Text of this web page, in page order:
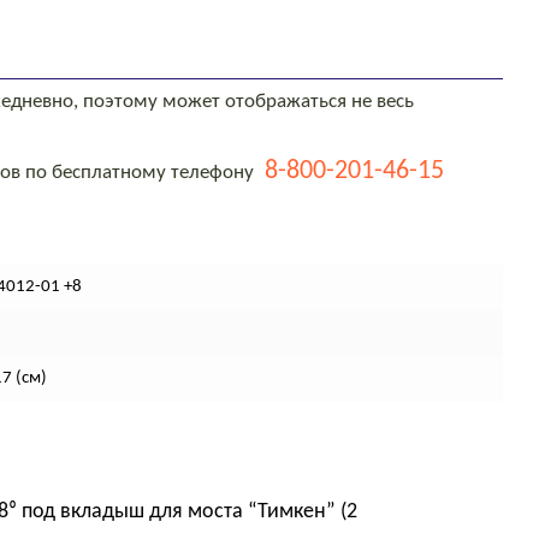
поэтому может отображаться не весь
по бесплатному телефону 8-800-201-46-15
01 +8
(см)
под вкладыш для моста “Тимкен” (2